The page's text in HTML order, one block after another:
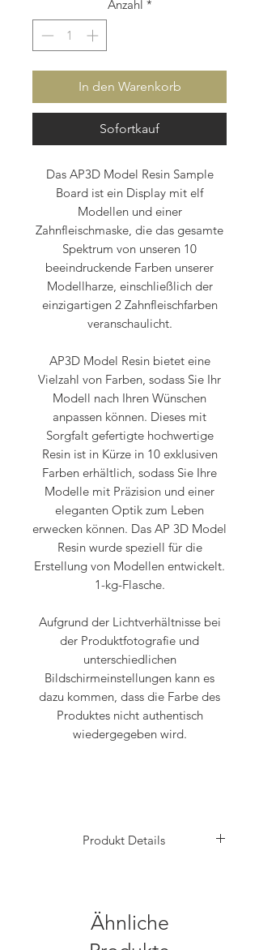
Anzahl *
In den Warenkorb
Sofortkauf
Das AP3D Model Resin Sample
Board ist ein Display mit elf
Modellen und einer
Zahnfleischmaske, die das gesamte
Spektrum von unseren 10
beeindruckende Farben unserer
Modellharze, einschließlich der
einzigartigen 2 Zahnfleischfarben
veranschaulicht.
AP3D Model Resin bietet eine
Vielzahl von Farben, sodass Sie Ihr
Modell nach Ihren Wünschen
anpassen können. Dieses mit
Sorgfalt gefertigte hochwertige
Resin ist in Kürze in 10 exklusiven
Farben erhältlich, sodass Sie Ihre
Modelle mit Präzision und einer
eleganten Optik zum Leben
erwecken können. Das AP 3D Model
Resin wurde speziell für die
Erstellung von Modellen entwickelt.
1-kg-Flasche.
Aufgrund der Lichtverhältnisse bei
der Produktfotografie und
unterschiedlichen
Bildschirmeinstellungen kann es
dazu kommen, dass die Farbe des
Produktes nicht authentisch
wiedergegeben wird.
Produkt Details
Ähnliche